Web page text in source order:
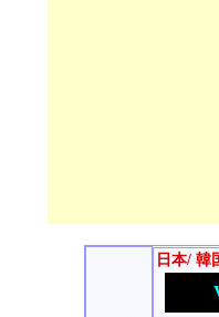
日本/ 韓